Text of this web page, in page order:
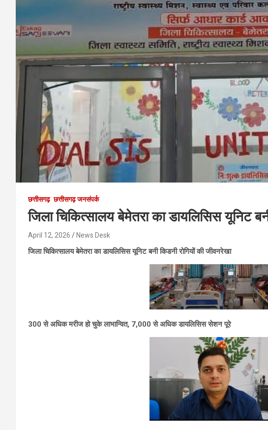
छत्तीसगढ़ छत्तीसगढ़ जनसंपर्क
जिला चिकित्सालय बेमेतरा का डायलिसिस यूनिट
April 12, 2026 News Desk
जिला चिकित्सालय बेमेतरा का डायलिसिस यूनिट बनी किडनी रोगियों की जीवनरेखा
300 से अधिक मरीज हो चुके लाभान्वित, 7,000 से अधिक डायलिसिस सेशन पूरे